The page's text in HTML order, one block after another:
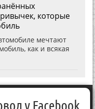
которые
мечтают
как и всякая
у Facebook